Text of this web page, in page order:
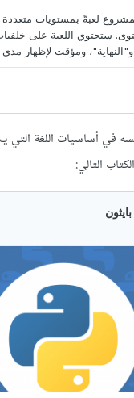
في أساسيات اللغة التي
التالي: